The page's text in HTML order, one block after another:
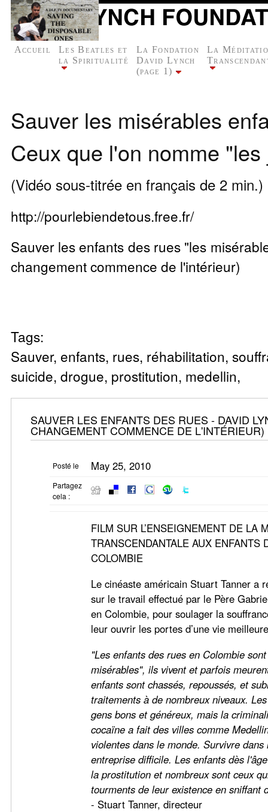
Accueil
Les Beatles et
la Spiritualité
La Fondation
David Lynch
(page 1)
La
Sauver les misérables
Ceux que l'on nomme
(Vidéo sous-titrée en français de 2 min.)
http://pourlebiendetous.free.fr/
Sauver les enfants des rues "les
changement commence de l'intérieur)
Tags:
Sauver, enfants, rues, réhabilitation,
suicide, drogue, prostitution, medellin,
SAUVER LES ENFANTS DES RUES - DAVID
CHANGEMENT COMMENCE DE L'INTÉRIEUR)
Posté le May 25, 2010
Partagez
cela :
FILM SUR L’ENSEIGNEMENT DE LA
TRANSCENDANTALE AUX ENFANTS
COLOMBIE
Le cinéaste américain Stuart Tanner a
sur le travail effectué par le Père
en Colombie, pour soulager la
leur ouvrir les portes d’une vie
"Les enfants des rues en Colombie
misérables", ils vivent et parfois
enfants sont chassés, repoussés, et
traitements à de nombreux niveaux.
gens bons et généreux, mais la
cocaïne a fait des villes comme
violentes dans le monde. Survivre
entreprise difficile. Les enfants dès
la prostitution et nombreux sont ceux
tourments de leur existence en sniffant
- Stuart Tanner, directeur